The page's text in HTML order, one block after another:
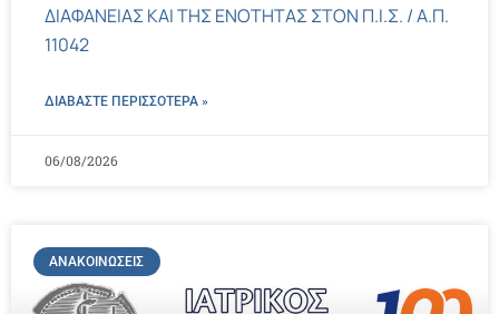
ΔΙΑΦΑΝΕΙΑΣ ΚΑΙ ΤΗΣ ΕΝΟΤΗΤΑΣ ΣΤΟΝ Π.Ι.Σ. / Α.Π.
11042
ΔΙΑΒΑΣΤΕ ΠΕΡΙΣΣΌΤΕΡΑ »
06/08/2026
ΑΝΑΚΟΙΝΏΣΕΙΣ